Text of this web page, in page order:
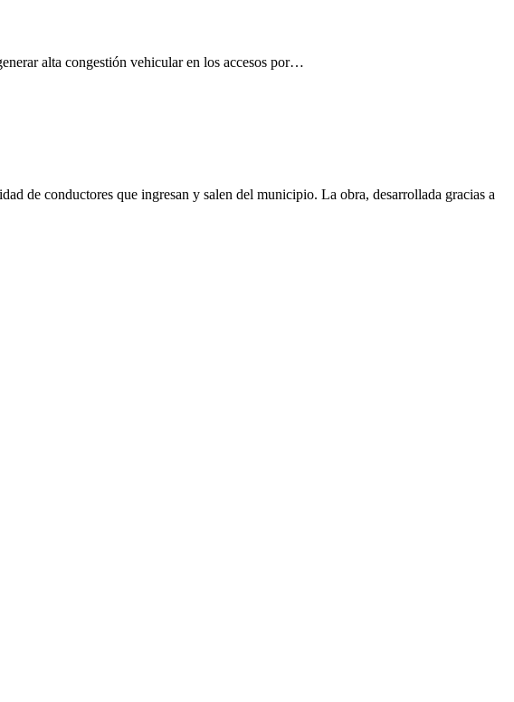
alta congestión vehicular en los accesos por…
de conductores que ingresan y salen del municipio. La obra, desarrollada gracias a